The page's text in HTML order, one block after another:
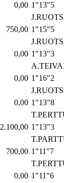
0,00 1"13"5
750,00 1"15"5
0,00 1"13"3
0,00 1"16"2
0,00 1"13"8
2.100,00 1"13"3
700,00 1"11"7
0,00 1"11"6